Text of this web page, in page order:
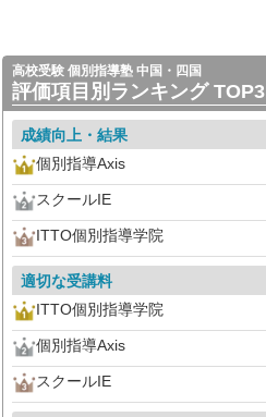
高校受験 個別指導塾 中国・四国
評価項目別ランキング TOP3
成績向上・結果
個別指導Axis
スクールIE
ITTO個別指導学院
適切な受講料
ITTO個別指導学院
個別指導Axis
スクールIE